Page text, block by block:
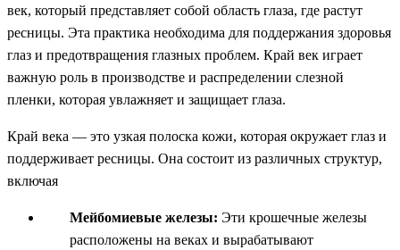
век, который представляет собой область глаза, где растут
ресницы. Эта практика необходима для поддержания здоровья
глаз и предотвращения глазных проблем. Край век играет
важную роль в производстве и распределении слезной
пленки, которая увлажняет и защищает глаза.
Край века — это узкая полоска кожи, которая окружает глаз и
поддерживает ресницы. Она состоит из различных структур,
включая
Мейбомиевые железы: Эти крошечные железы
расположены на веках и вырабатывают